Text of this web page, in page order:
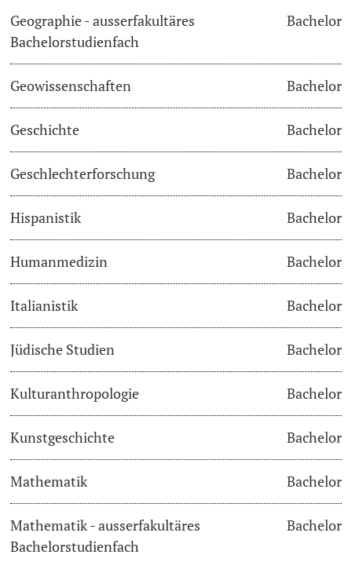
Student Life
Beratung & Support
Studienberatung
Studienfinanzierung
Berufseinstieg & Laufbahnberatung
Soziales & Gesundheit
Koordinationsstelle für Geflüchtete
Beratungswegweiser
Lernen & Lehren
KI in Studium und Lehre
Geographie - ausserfakultäres
Bachelorstudienfach
Bachelor
Geowissenschaften Bachelor
Geschichte Bachelor
Geschlechterforschung Bachelor
Hispanistik Bachelor
Humanmedizin Bachelor
Italianistik Bachelor
Jüdische Studien Bachelor
Kulturanthropologie Bachelor
Kunstgeschichte Bachelor
Mathematik Bachelor
Mathematik - ausserfakultäres
Bachelorstudienfach
Bachelor